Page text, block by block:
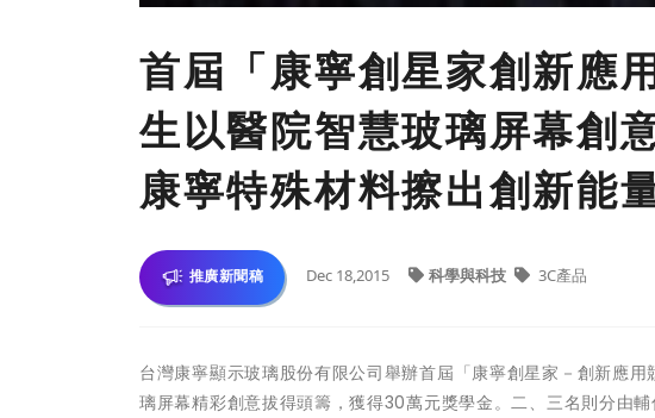
首屆「康寧創星家創新應
生以醫院智慧玻璃屏幕創
康寧特殊材料擦出創新能
推廣新聞稿 Dec 18,2015 科學與科技 3C產品
台灣康寧顯示玻璃股份有限公司舉辦首屆「康寧創星家－創新應
璃屏幕精彩創意拔得頭籌，獲得30萬元獎學金。二、三名則分由